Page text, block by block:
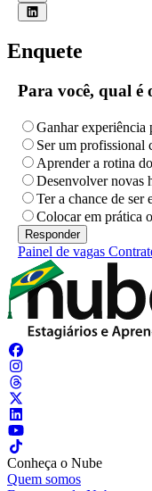
Enquete
Para você, qual é
Ganhar experiência
Ser um profissional
Aprender a rotina
Desenvolver novas
Ter a chance de ser
Colocar em prática
Painel de vagas
Conheça o Nube
Quem somos